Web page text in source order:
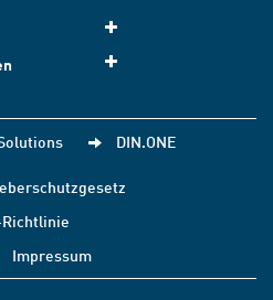
DIN.ONE
Impressum